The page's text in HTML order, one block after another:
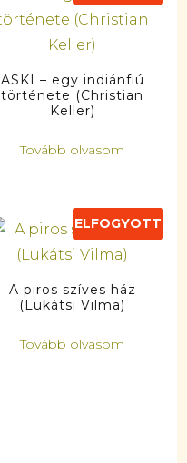
ASKI – egy indiánfiú
története (Christian
Keller)
Tovább olvasom
ELFOGYOTT
A piros szíves ház
(Lukátsi Vilma)
Tovább olvasom